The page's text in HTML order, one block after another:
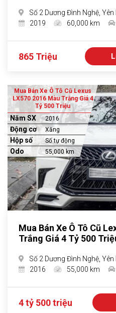
Số 2 Dương Đình Nghệ,
2019
60,000 km
865 Triệu
Mua Bán Xe Ô Tô Cũ Lexus
LX570 2016 Màu Trắng Giá 4
Tỷ 500 Triệu
Năm SX 2016
Động cơ Xăng
Hộp số Số tự động
Odo 55,000 km
Mua Bán Xe Ô Tô Cũ
Trắng Giá 4 Tỷ 500
Số 2 Dương Đình Nghệ,
2016
55,000 km
4 tỷ 500 triệu